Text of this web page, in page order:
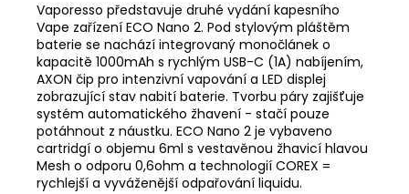
Vaporesso představuje druhé vydání kapesního
Vape zařízení ECO Nano 2. Pod stylovým pláštěm
baterie se nachází integrovaný monočlánek o
kapacitě 1000mAh s rychlým USB-C (1A) nabíjením,
AXON čip pro intenzivní vapování a LED displej
zobrazující stav nabití baterie. Tvorbu páry zajišťuje
systém automatického žhavení - stačí pouze
potáhnout z náustku. ECO Nano 2 je vybaveno
cartridgí o objemu 6ml s vestavěnou žhavicí hlavou
Mesh o odporu 0,6ohm a technologií COREX =
rychlejší a vyváženější odpařování liquidu.